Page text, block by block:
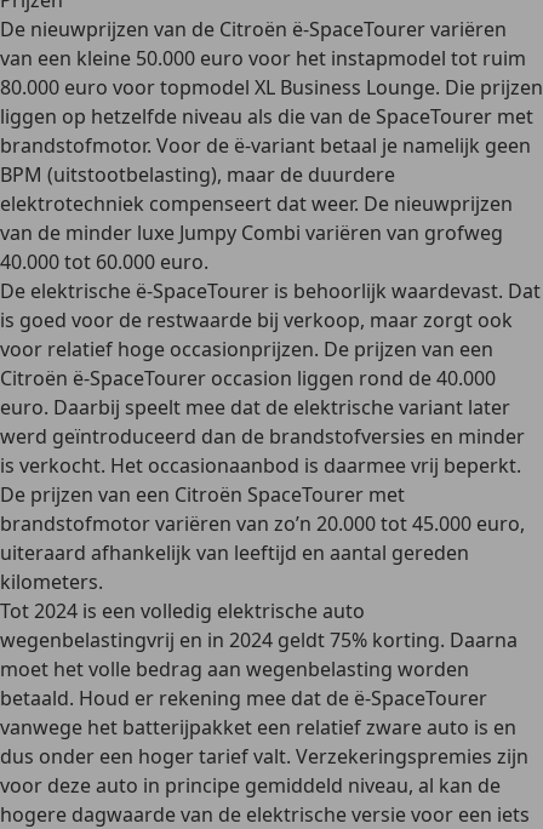
De nieuwprijzen van de Citroën ë-SpaceTourer variëren
van een kleine 50.000 euro voor het instapmodel tot ruim
80.000 euro voor topmodel XL Business Lounge. Die prijzen
liggen op hetzelfde niveau als die van de SpaceTourer met
brandstofmotor. Voor de ë-variant betaal je namelijk geen
BPM (uitstootbelasting), maar de duurdere
elektrotechniek compenseert dat weer. De nieuwprijzen
van de minder luxe Jumpy Combi variëren van grofweg
40.000 tot 60.000 euro.
De elektrische ë-SpaceTourer is behoorlijk waardevast. Dat
is goed voor de restwaarde bij verkoop, maar zorgt ook
voor relatief hoge occasionprijzen. De prijzen van een
Citroën ë-SpaceTourer occasion liggen rond de 40.000
euro. Daarbij speelt mee dat de elektrische variant later
werd geïntroduceerd dan de brandstofversies en minder
is verkocht. Het occasionaanbod is daarmee vrij beperkt.
De prijzen van een Citroën SpaceTourer met
brandstofmotor variëren van zo’n 20.000 tot 45.000 euro,
uiteraard afhankelijk van leeftijd en aantal gereden
kilometers.
Tot 2024 is een volledig elektrische auto
wegenbelastingvrij en in 2024 geldt 75% korting. Daarna
moet het volle bedrag aan wegenbelasting worden
betaald. Houd er rekening mee dat de ë-SpaceTourer
vanwege het batterijpakket een relatief zware auto is en
dus onder een hoger tarief valt. Verzekeringspremies zijn
voor deze auto in principe gemiddeld niveau, al kan de
hogere dagwaarde van de elektrische versie voor een iets